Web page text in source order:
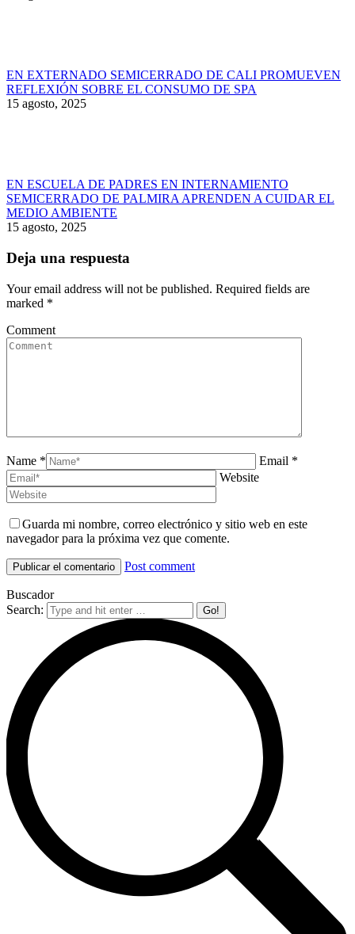
EN EXTERNADO SEMICERRADO DE CALI PROMUEVEN
REFLEXIÓN SOBRE EL CONSUMO DE SPA
15 agosto, 2025
EN ESCUELA DE PADRES EN INTERNAMIENTO
SEMICERRADO DE PALMIRA APRENDEN A CUIDAR EL
MEDIO AMBIENTE
15 agosto, 2025
Deja una respuesta
Your email address will not be published. Required fields are
marked *
Comment
Name *
Email *
Website
Guarda mi nombre, correo electrónico y sitio web en este
navegador para la próxima vez que comente.
Post comment
Buscador
Search: